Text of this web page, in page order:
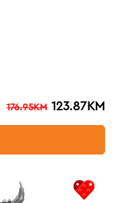
176.95KM 123.87KM